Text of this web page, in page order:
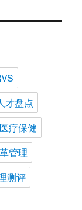
才盘点
医疗保健
管理
测评